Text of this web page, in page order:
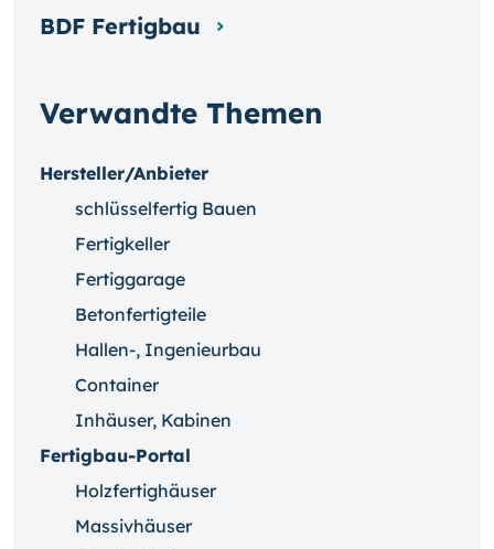
Verwandte Themen
Hersteller/Anbieter
schlüsselfertig Bauen
Fertigkeller
Fertiggarage
Betonfertigteile
Hallen-, Ingenieurbau
Container
Inhäuser, Kabinen
Fertigbau-Portal
Holzfertighäuser
Massivhäuser
BDF Fertigbau